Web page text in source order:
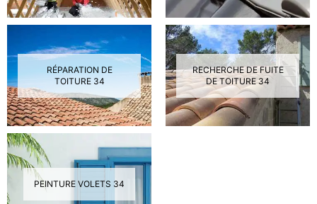
RÉPARATION DE
TOITURE 34
RECHERCHE DE FUITE
DE TOITURE 34
PEINTURE VOLETS 34